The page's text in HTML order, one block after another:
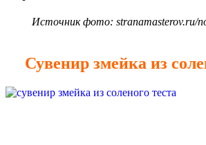
Источник фото: stranamasterov.ru/
Сувенир змейка из